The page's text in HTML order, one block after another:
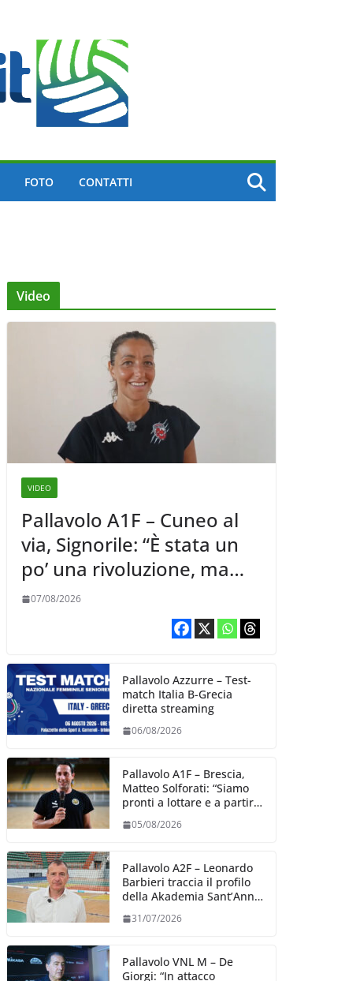
FOTO CONTATTI
Video
VIDEO
Pallavolo A1F – Cuneo al
via, Signorile: “È stata un
po’ una rivoluzione, ma
abbiamo le idee chiare siu
cosa vogliamo fare”
07/08/2026
Pallavolo Azzurre – Test-
match Italia B-Grecia
diretta streaming
06/08/2026
Pallavolo A1F – Brescia,
Matteo Solforati: “Siamo
pronti a lottare e a partire
giorno”
05/08/2026
Pallavolo A2F – Leonardo
Barbieri traccia il profilo
della Akademia Sant’Anna
31/07/2026
Pallavolo VNL M – De
Giorgi: “In attacco